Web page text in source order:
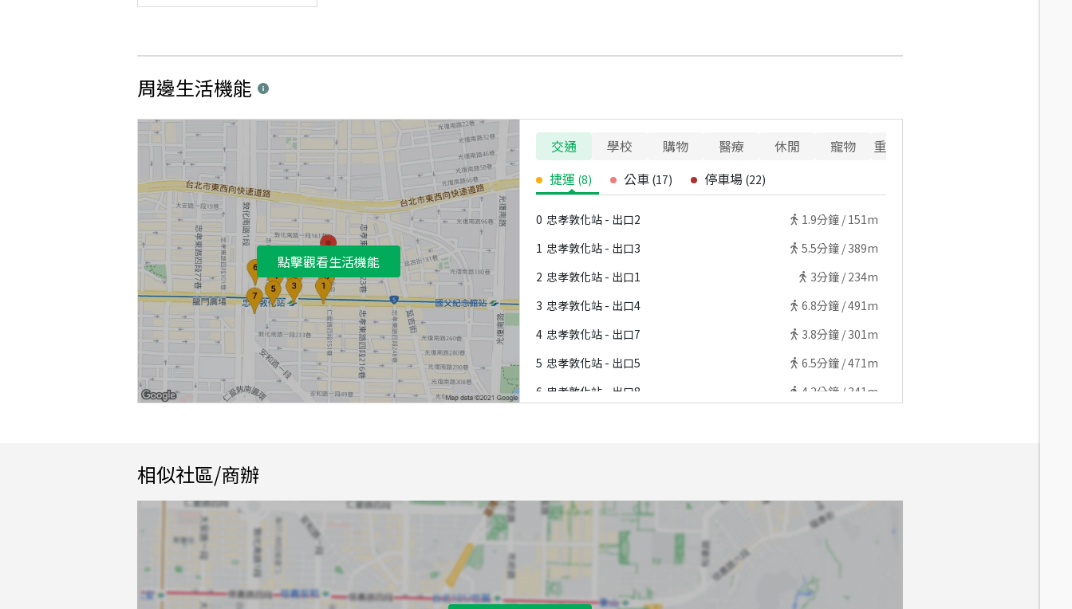
周邊生活機能
點擊觀看生活機能
交通 學校 購物 醫療 休閒 寵物
重要設施
捷運 (8) 公車 (17) 停車場 (22)
0 忠孝敦化站 - 出口2 1.9分鐘 / 151m
1 忠孝敦化站 - 出口3 5.5分鐘 / 389m
2 忠孝敦化站 - 出口1 3分鐘 / 234m
3 忠孝敦化站 - 出口4 6.8分鐘 /491m
4 忠孝敦化站 - 出口7 3.8分鐘 / 301m
5 忠孝敦化站 - 出口5 6.5分鐘 /471m
6 忠孝敦化站 - 出口8 4.2分鐘 / 341m
相似社區/商辦